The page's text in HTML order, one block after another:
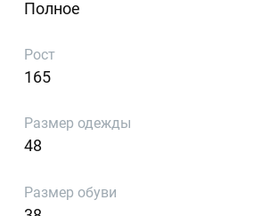
Полное
Рост
165
Размер одежды
48
Размер обуви